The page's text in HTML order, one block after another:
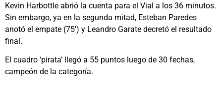
Kevin Harbottle abrió la cuenta para el Vial a los 36 minutos.
Sin embargo, ya en la segunda mitad, Esteban Paredes
anotó el empate (75′) y Leandro Garate decretó el resultado
final.
El cuadro ‘pirata’ llegó a 55 puntos luego de 30 fechas,
campeón de la categoría.